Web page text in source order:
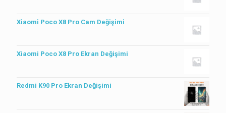
Xiaomi Poco X8 Pro Cam Değişimi
Xiaomi Poco X8 Pro Ekran Değişimi
Redmi K90 Pro Ekran Değişimi